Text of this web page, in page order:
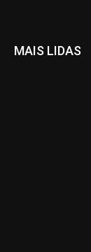
MAIS LIDAS